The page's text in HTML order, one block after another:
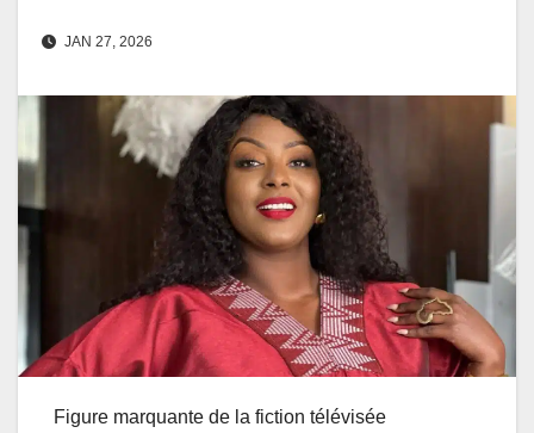
JAN 27, 2026
Figure marquante de la fiction télévisée